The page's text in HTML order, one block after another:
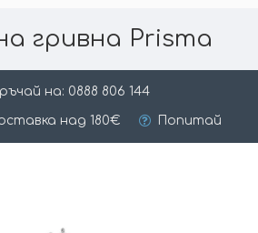
гривна Prisma
на: 0888 806 144
над 180€ Попитай